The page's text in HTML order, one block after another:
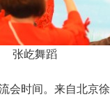
张屹舞蹈
会时间。来自北京